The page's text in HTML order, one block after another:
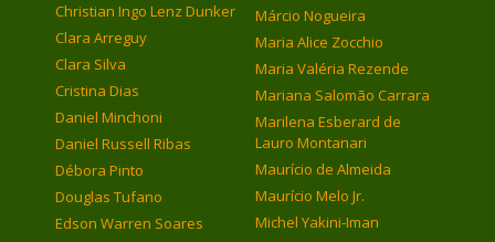
Christian Ingo Lenz Dunker
Clara Arreguy
Clara Silva
Cristina Dias
Daniel Minchoni
Daniel Russell Ribas
Débora Pinto
Douglas Tufano
Edson Warren Soares
Márcio Nogueira
Maria Alice Zocchio
Maria Valéria Rezende
Mariana Salomão Carrara
Marilena Esberard de
Lauro Montanari
Maurício de Almeida
Maurício Melo Jr.
Michel Yakini-Iman